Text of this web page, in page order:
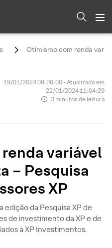
Otimismo com renda
19/01/2024 08:00:00 • Atualizado em
22/01/2024 11:04:29
3 minutos de leitura
variável
– Pesquisa
XP
edição da Pesquisa XP de
de investimento da XP e de
à XP Investimentos.